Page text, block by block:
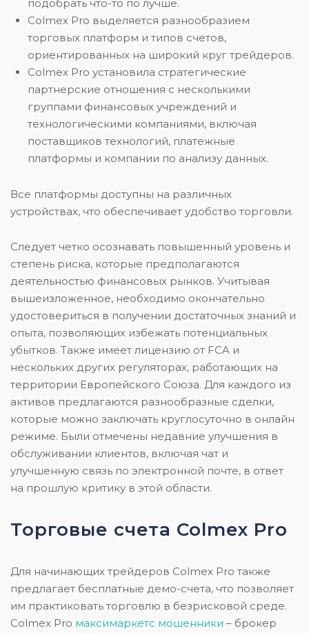
подобрать что-то по лучше.
Colmex Pro выделяется разнообразием
торговых платформ и типов счетов,
ориентированных на широкий круг трейдеров.
Colmex Pro установила стратегические
партнерские отношения с несколькими
группами финансовых учреждений и
технологическими компаниями, включая
поставщиков технологий, платежные
платформы и компании по анализу данных.
Все платформы доступны на различных
устройствах, что обеспечивает удобство торговли.
Следует четко осознавать повышенный уровень и
степень риска, которые предполагаются
деятельностью финансовых рынков. Учитывая
вышеизложенное, необходимо окончательно
удостовериться в получении достаточных знаний и
опыта, позволяющих избежать потенциальных
убытков. Также имеет лицензию от FCA и
нескольких других регуляторах, работающих на
территории Европейского Союза. Для каждого из
активов предлагаются разнообразные сделки,
которые можно заключать круглосуточно в онлайн
режиме. Были отмечены недавние улучшения в
обслуживании клиентов, включая чат и
улучшенную связь по электронной почте, в ответ
на прошлую критику в этой области.
Торговые счета Colmex Pro
Для начинающих трейдеров Colmex Pro также
предлагает бесплатные демо-счета, что позволяет
им практиковать торговлю в безрисковой среде.
Colmex Pro максимаркетс мошенники – брокер